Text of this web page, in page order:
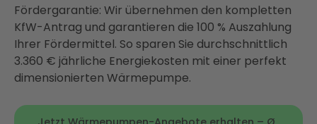
Fördergarantie: Wir übernehmen den kompletten
KfW-Antrag und garantieren die 100 % Auszahlung
Ihrer Fördermittel. So sparen Sie durchschnittlich
3.360 € jährliche Energiekosten mit einer perfekt
dimensionierten Wärmepumpe.